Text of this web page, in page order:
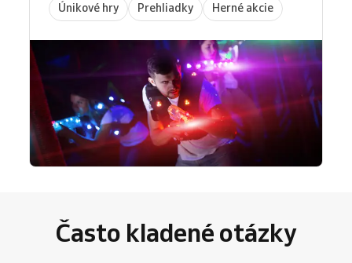
Únikové hry Prehliadky Herné akcie
Často kladené otázky